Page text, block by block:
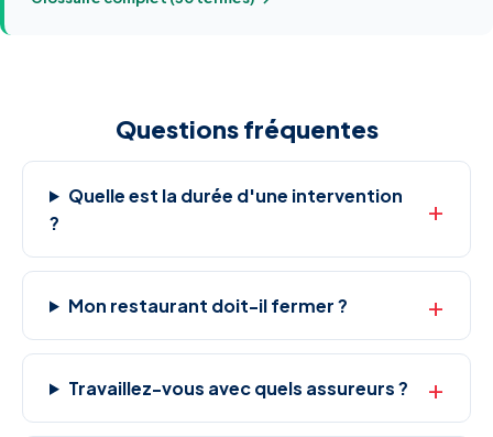
Questions fréquentes
Quelle est la durée d'une intervention
?
Mon restaurant doit-il fermer ?
Travaillez-vous avec quels assureurs ?